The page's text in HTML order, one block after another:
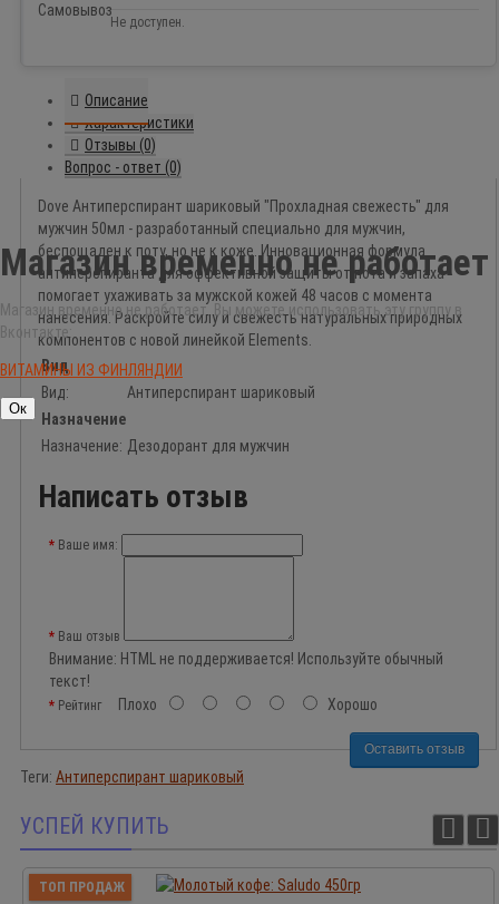
Не доступен.
Описание
Характеристики
Отзывы (0)
Вопрос - ответ (0)
Dove Антиперспирант шариковый "Прохладная свежесть" для
мужчин 50мл - разработанный специально для мужчин,
беспощаден к поту, но не к коже. Инновационная формула
антиперспиранта для эффективной защиты от пота и запаха
помогает ухаживать за мужской кожей 48 часов с момента
нанесения. Раскройте силу и свежесть натуральных природных
компонентов с новой линейкой Elements.
Вид
Вид:
Антиперспирант шариковый
Назначение
Назначение: Дезодорант для мужчин
Написать отзыв
Ваше имя:
Ваш отзыв
Внимание: HTML не поддерживается! Используйте обычный
текст!
Рейтинг Плохо Хорошо
Оставить отзыв
Теги: Антиперспирант шариковый
УСПЕЙ КУПИТЬ
ТОП ПРОДАЖ
Магазин временно не работает
Магазин временно не работает. Вы можете использовать эту группу в
Вконтакте:
ВИТАМИНЫ ИЗ ФИНЛЯНДИИ
Ок